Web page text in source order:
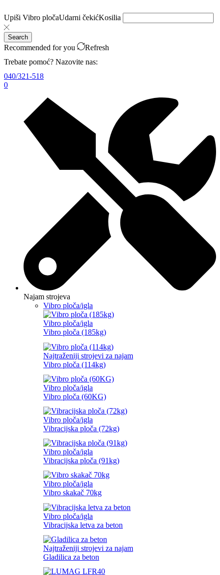
Upiši Vibro pločaUdarni čekićKosilia
Search
Recommended for you
Refresh
Trebate pomoć? Nazovite nas:
040/321-518
0
Najam strojeva
Vibro ploča/igla
Vibro ploča/igla
Vibro ploča (185kg)
Najtraženiji strojevi za najam
Vibro ploča (114kg)
Vibro ploča/igla
Vibro ploča (60KG)
Vibro ploča/igla
Vibracijska ploča (72kg)
Vibro ploča/igla
Vibracijska ploča (91kg)
Vibro ploča/igla
Vibro skakač 70kg
Vibro ploča/igla
Vibracijska letva za beton
Najtraženiji strojevi za najam
Gladilica za beton